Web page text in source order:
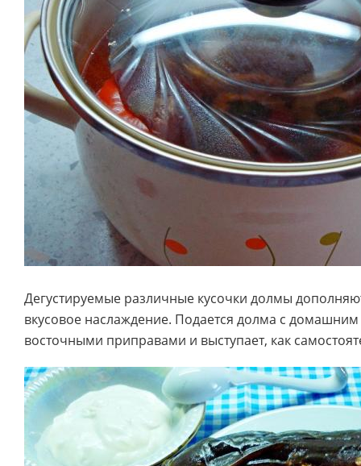
Дегустируемые различные кусочки долмы
вкусовое наслаждение. Подается долма с
восточными приправами и выступает, как